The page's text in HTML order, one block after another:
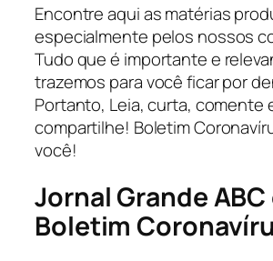
Encontre aqui as matérias
especialmente pelos nossos
Tudo que é importante e
trazemos para você ficar por
Portanto, Leia, curta, comente
compartilhe! Boletim
você!
Jornal Grande ABC
Boletim